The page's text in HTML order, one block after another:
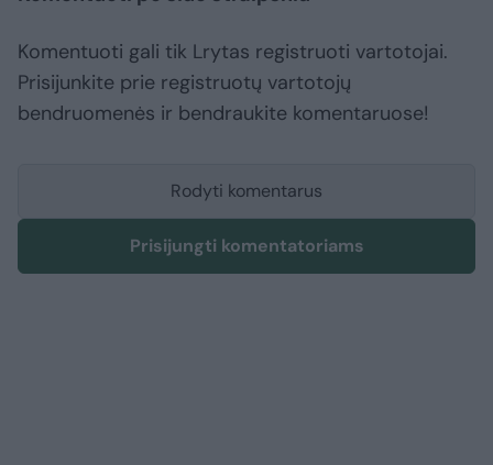
Komentuoti gali tik Lrytas registruoti vartotojai.
Prisijunkite prie registruotų vartotojų
bendruomenės ir bendraukite komentaruose!
Rodyti komentarus
Prisijungti komentatoriams